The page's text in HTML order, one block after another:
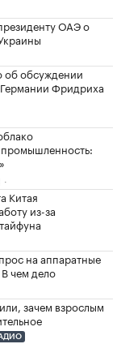
ОАЭ о
обсуждении
Фридриха
Китая
из-за
на аппаратные
чем дело
зачем взрослым